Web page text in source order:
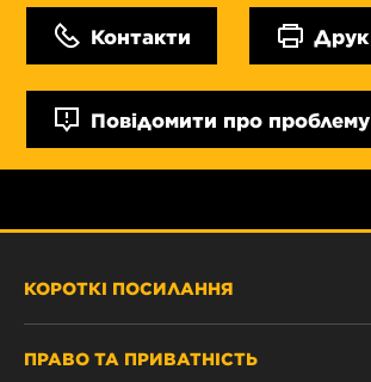
Контакти Друк
Повідомити про проблему
КОРОТКІ ПОСИЛАННЯ
ПРАВО ТА ПРИВАТНІСТЬ